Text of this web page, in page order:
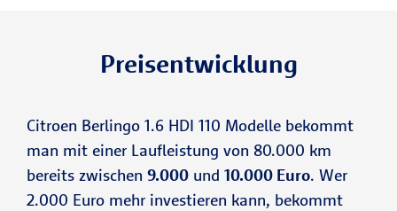
Preisentwicklung
Citroen Berlingo 1.6 HDI 110 Modelle bekommt
man mit einer Laufleistung von 80.000 km
bereits zwischen 9.000 und 10.000 Euro. Wer
2.000 Euro mehr investieren kann, bekommt